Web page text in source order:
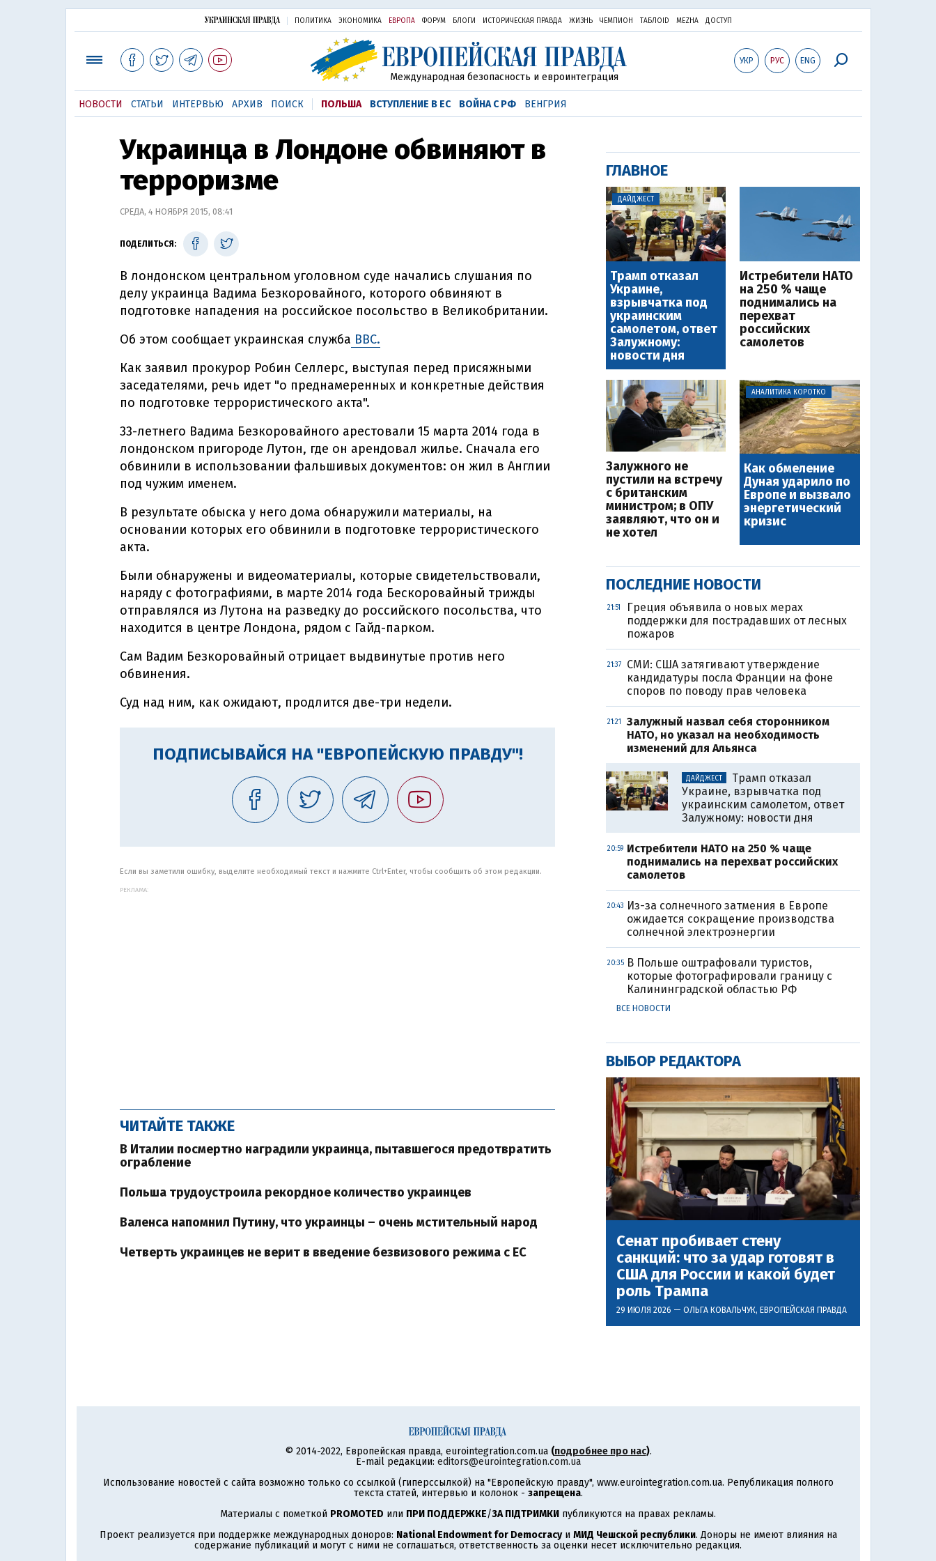
ПОЛИТИКА ЭКОНОМИКА ЕВРОПА ФОРУМ БЛОГИ ИСТОРИЧЕСКАЯ ПРАВДА ЖИЗНЬ ЧЕМПИОН ТАБЛОID MEZHA ДОСТУП
УКР РУС ENG
Международная безопасность и евроинтеграция
НОВОСТИ СТАТЬИ ИНТЕРВЬЮ АРХИВ ПОИСК ПОЛЬША ВСТУПЛЕНИЕ В ЕС ВОЙНА С РФ ВЕНГРИЯ
Украинца в Лондоне обвиняют в
терроризме
СРЕДА, 4 НОЯБРЯ 2015, 08:41
ПОДЕЛИТЬСЯ:
В лондонском центральном уголовном суде начались слушания по
делу украинца Вадима Безкоровайного, которого обвиняют в
подготовке нападения на российское посольство в Великобритании.
Об этом сообщает украинская служба ВВС.
Как заявил прокурор Робин Селлерс, выступая перед присяжными
заседателями, речь идет "о преднамеренных и конкретные действия
по подготовке террористического акта".
33-летнего Вадима Безкоровайного арестовали 15 марта 2014 года в
лондонском пригороде Лутон, где он арендовал жилье. Сначала его
обвинили в использовании фальшивых документов: он жил в Англии
под чужим именем.
В результате обыска у него дома обнаружили материалы, на
основании которых его обвинили в подготовке террористического
акта.
Были обнаружены и видеоматериалы, которые свидетельствовали,
наряду с фотографиями, в марте 2014 года Бескоровайный трижды
отправлялся из Лутона на разведку до российского посольства, что
находится в центре Лондона, рядом с Гайд-парком.
Сам Вадим Безкоровайный отрицает выдвинутые против него
обвинения.
Суд над ним, как ожидают, продлится две-три недели.
ПОДПИСЫВАЙСЯ НА "ЕВРОПЕЙСКУЮ ПРАВДУ"!
Если вы заметили ошибку, выделите необходимый текст и нажмите Ctrl+Enter, чтобы сообщить об этом редакции.
РЕКЛАМА:
ЧИТАЙТЕ ТАКЖЕ
В Италии посмертно наградили украинца, пытавшегося предотвратить
ограбление
Польша трудоустроила рекордное количество украинцев
Валенса напомнил Путину, что украинцы – очень мстительный народ
Четверть украинцев не верит в введение безвизового режима с ЕС
ГЛАВНОЕ
ДАЙДЖЕСТ
Трамп отказал
Украине,
взрывчатка под
украинским
самолетом, ответ
Залужному:
новости дня
Истребители НАТО
на 250 % чаще
поднимались на
перехват
российских
самолетов
Залужного не
пустили на встречу
с британским
министром; в ОПУ
заявляют, что он и
не хотел
АНАЛИТИКА КОРОТКО
Как обмеление
Дуная ударило по
Европе и вызвало
энергетический
кризис
ПОСЛЕДНИЕ НОВОСТИ
21:51
Греция объявила о новых мерах
поддержки для пострадавших от лесных
пожаров
21:37
СМИ: США затягивают утверждение
кандидатуры посла Франции на фоне
споров по поводу прав человека
21:21
Залужный назвал себя сторонником
НАТО, но указал на необходимость
изменений для Альянса
ДАЙДЖЕСТ
Трамп отказал
Украине, взрывчатка под
украинским самолетом, ответ
Залужному: новости дня
20:59 Истребители НАТО на 250 % чаще
поднимались на перехват российских
самолетов
20:43 Из-за солнечного затмения в Европе
ожидается сокращение производства
солнечной электроэнергии
20:35 В Польше оштрафовали туристов,
которые фотографировали границу с
Калининградской областью РФ
ВСЕ НОВОСТИ
ВЫБОР РЕДАКТОРА
Сенат пробивает стену
санкций: что за удар готовят в
США для России и какой будет
роль Трампа
29 ИЮЛЯ 2026 — ОЛЬГА КОВАЛЬЧУК, ЕВРОПЕЙСКАЯ ПРАВДА
© 2014-2022, Европейская правда, eurointegration.com.ua (подробнее про нас).
E-mail редакции: editors@eurointegration.com.ua
Использование новостей с сайта возможно только со ссылкой (гиперссылкой) на "Европейскую правду", www.eurointegration.com.ua. Републикация полного
текста статей, интервью и колонок - запрещена.
Материалы с пометкой PROMOTED или ПРИ ПОДДЕРЖКЕ/ЗА ПІДТРИМКИ публикуются на правах рекламы.
Проект реализуется при поддержке международных доноров: National Endowment for Democracyи МИД Чешской республики. Доноры не имеют влияния на
содержание публикаций и могут с ними не соглашаться, ответственность за оценки несет исключительно редакция.